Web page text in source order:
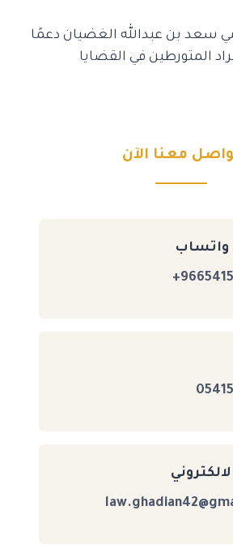
سعد بن عبدالله الغضيان دعمًا
المتورطين في القضايا
معنا الآن
واتساب